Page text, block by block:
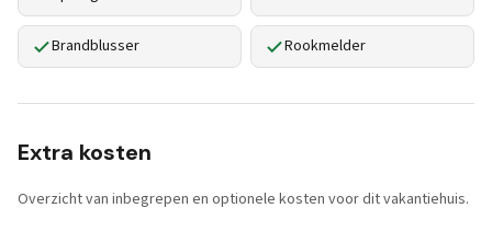
Brandblusser Rookmelder
Extra kosten
Overzicht van inbegrepen en optionele kosten voor dit vakantiehuis.